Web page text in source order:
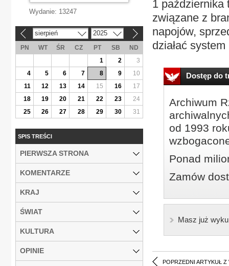
1 października
związane z
napojów,
działać
Dostęp do
Archiwum
od 1993
Ponad
Zamów
Masz już
POPRZEDNI ARTYKUŁ Z
Wydanie: 13247
sierpień 2025
PN WT ŚR CZ PT SB
ND
1
2
3
4
5 6 7 8 9
10
11
12 13 14 15 16
17
18
19 20 21 22 23
24
25
26 27 28 29 30 31
SPIS TREŚCI
PIERWSZA STRONA
KOMENTARZE
KRAJ
ŚWIAT
KULTURA
OPINIE